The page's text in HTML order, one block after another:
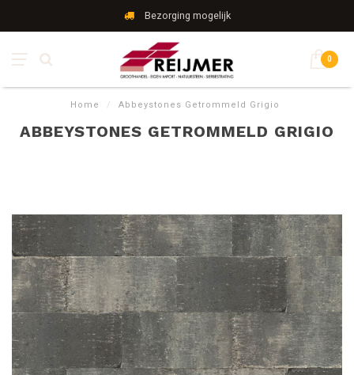
Bezorging mogelijk
0
Home / Abbeystones Getrommeld Grigio
ABBEYSTONES GETROMMELD GRIGIO